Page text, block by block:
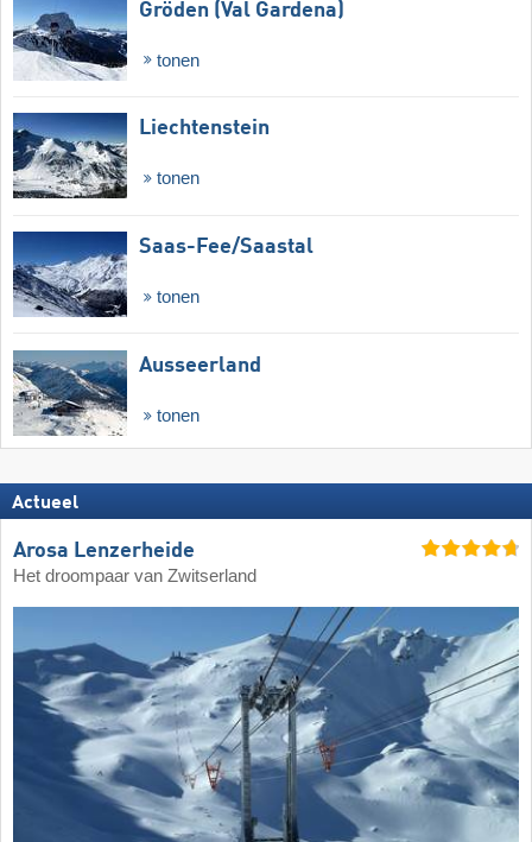
Gröden (Val Gardena)
tonen
Liechtenstein
tonen
Saas-Fee/​Saastal
tonen
Ausseerland
tonen
Actueel
Arosa Lenzerheide
Het droompaar van Zwitserland